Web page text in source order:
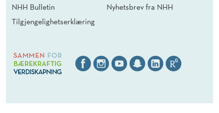
NHH Bulletin
Tilgjengelighetserklæring
Nyhetsbrev fra NHH